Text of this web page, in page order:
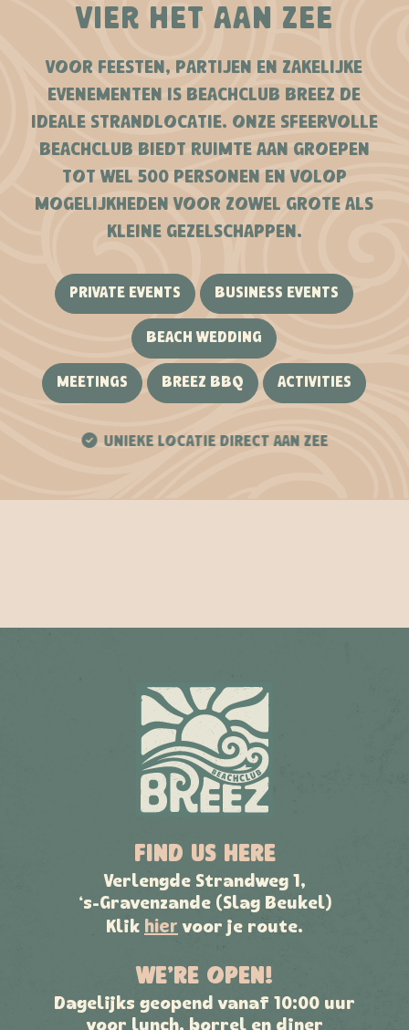
VIER HET AAN ZEE
VOOR FEESTEN, PARTIJEN EN ZAKELIJKE
EVENEMENTEN IS BEACHCLUB BREEZ DE
IDEALE STRANDLOCATIE. ONZE SFEERVOLLE
BEACHCLUB BIEDT RUIMTE AAN GROEPEN
TOT WEL 500 PERSONEN EN VOLOP
MOGELIJKHEDEN VOOR ZOWEL GROTE ALS
KLEINE GEZELSCHAPPEN.
PRIVATE EVENTS BUSINESS EVENTS
BEACH WEDDING
MEETINGS BREEZ BBQ ACTIVITIES
AAN ZEE OOK LEUKE
FIND US HERE
Verlengde Strandweg 1,
‘s-Gravenzande (Slag Beukel)
Klik hier voor je route.
WE’RE OPEN!
Dagelijks geopend vanaf 10:00 uur
voor lunch, borrel en diner